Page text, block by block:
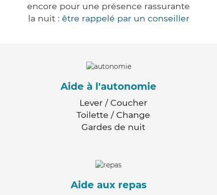
encore pour une présence rassurante
la nuit : être rappelé par un conseiller
Aide à l'autonomie
Lever / Coucher
Toilette / Change
Gardes de nuit
Aide aux repas